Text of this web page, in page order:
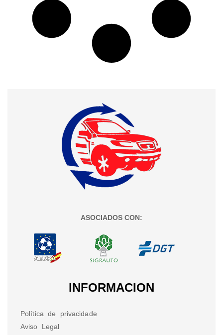
ASOCIADOS CON:
INFORMACION
Política de privacidade
Aviso Legal